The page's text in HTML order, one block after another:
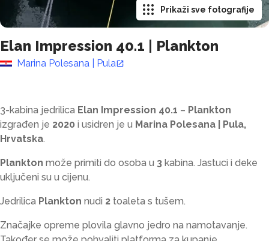
Elan Impression 40.1 Plankton
Marina Polesana | Pula
Prikaži sve fotografije
3-kabina jedrilica Elan Impression 40.1 – Plankton
izgrađen je 2020 i usidren je u Marina Polesana | Pula,
Hrvatska.
Plankton može primiti do osoba u 3 kabina. Jastuci i deke
uključeni su u cijenu.
Jedrilica Plankton nudi 2 toaleta s tušem.
Značajke opreme plovila glavno jedro na namotavanje.